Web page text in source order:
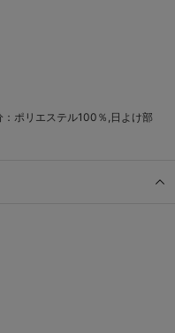
ポリエステル100％,日よけ部